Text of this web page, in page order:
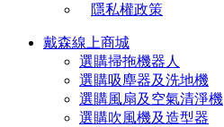
隱私權政策
戴森線上商城
選購掃拖機器人
選購吸塵器及洗地機
選購風扇及空氣清淨機
選購吹風機及造型器